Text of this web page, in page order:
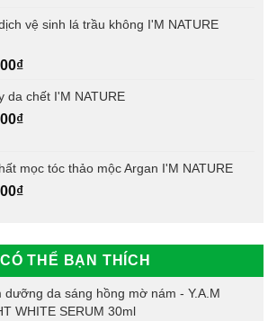
vệ sinh lá trầu không I'M NATURE
₫
da chết I'M NATURE
₫
mọc tóc thảo mộc Argan I'M NATURE
₫
CÓ THỂ BẠN THÍCH
dưỡng da sáng hồng mờ nám - Y.A.M
WHITE SERUM 30ml